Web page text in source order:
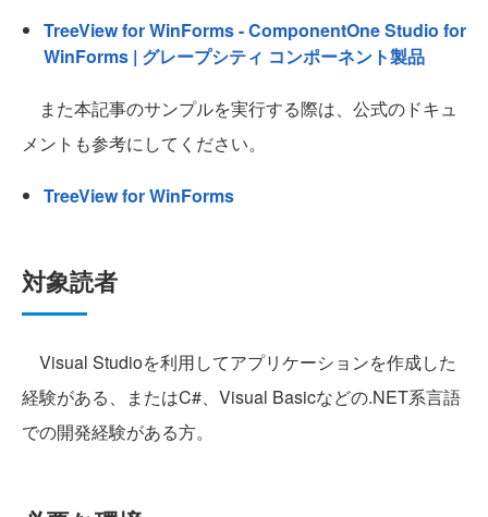
TreeView for WinForms - ComponentOne Studio for
WinForms | グレープシティ コンポーネント製品
また本記事のサンプルを実行する際は、公式のドキュ
メントも参考にしてください。
TreeView for WinForms
対象読者
Visual Studioを利用してアプリケーションを作成した
経験がある、またはC#、Visual Basicなどの.NET系言語
での開発経験がある方。